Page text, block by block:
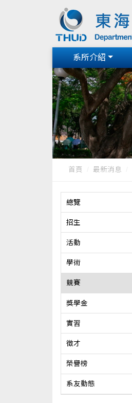
系所介紹
首頁 最新消息
總覽
招生
活動
學術
競賽
獎學金
實習
徵才
榮譽榜
系友動態